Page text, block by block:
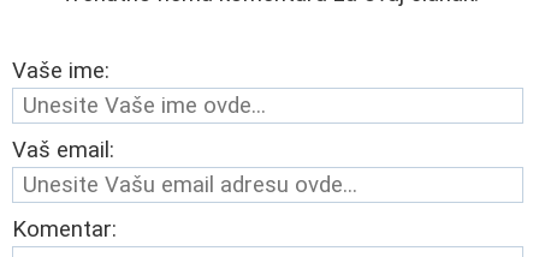
Vaše ime:
Vaš email:
Komentar: